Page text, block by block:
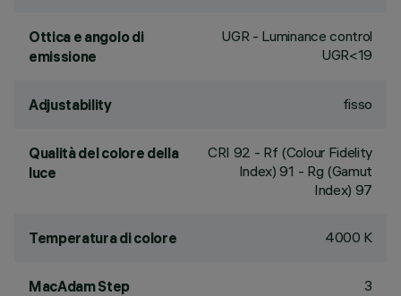
Ottica e angolo di
emissione
UGR - Luminance control
UGR<19
Adjustability fisso
Qualità del colore della
luce
CRI 92 - Rf (Colour Fidelity
Index) 91 - Rg (Gamut
Index) 97
Temperatura di colore 4000 K
MacAdam Step 3